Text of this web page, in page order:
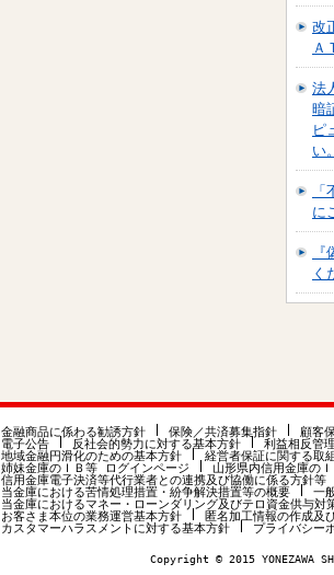
改
Ａ
法
暗
ピ
い。
に
く
金融商品に係わる勧誘方針 保険／共済募集指針 顧客
電子公告
反社会的勢力に対する基本方針
利益相反管
地域金融円滑化のための基本方針
経営者保証に関する取
姉妹金庫のＩＢ等 ログインページ
山形県内信用金庫の
信用金庫電子決済等代行業者との連携及び協働に係る方針等
当金庫における苦情処理措置・紛争解決措置等の概要
一
当金庫におけるマネー・ローンダリング及びテロ資金供与対
お客さま本位の業務運営基本方針
匿名加工情報の作成及
カスタマーハラスメントに対する基本方針
プライバシー
Copyright © 2015 YONEZAWA